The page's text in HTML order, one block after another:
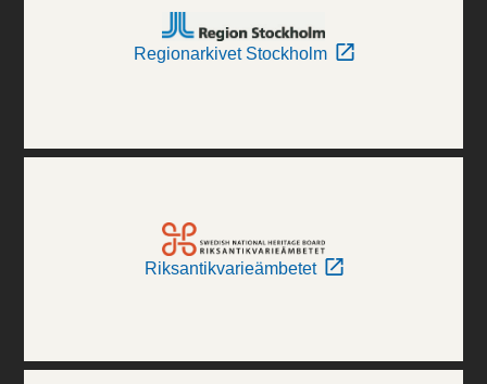
Regionarkivet Stockholm
Riksantikvarieämbetet